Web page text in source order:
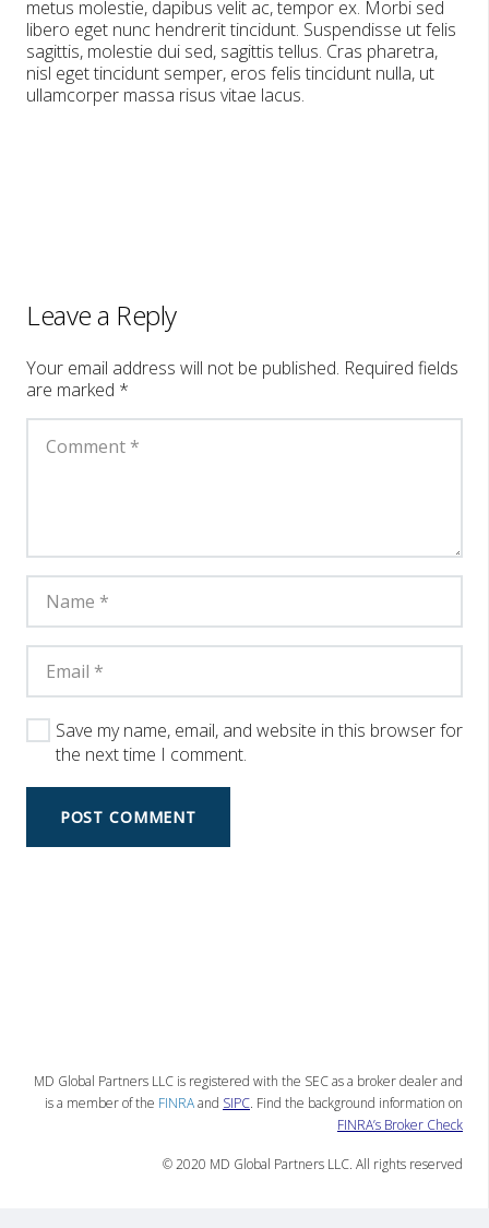
metus molestie, dapibus velit ac, tempor ex. Morbi sed
libero eget nunc hendrerit tincidunt. Suspendisse ut felis
sagittis, molestie dui sed, sagittis tellus. Cras pharetra,
nisl eget tincidunt semper, eros felis tincidunt nulla, ut
ullamcorper massa risus vitae lacus.
Leave a Reply
Your email address will not be published. Required fields
are marked *
Save my name, email, and website in this browser for
the next time I comment.
POST COMMENT
MD Global Partners LLC is registered with the SEC as a broker dealer and
is a member of the FINRAand SIPC. Find the background information on
FINRA’s Broker Check
© 2020 MD Global Partners LLC. All rights reserved